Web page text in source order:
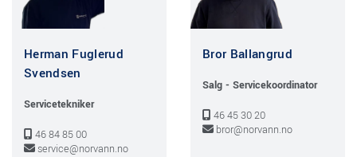
Herman Fuglerud
Svendsen
Servicetekniker
 46 84 85 00
 service@norvann.no
Bror Ballangrud
Salg - Servicekoordinator
 46 45 30 20
 bror@norvann.no